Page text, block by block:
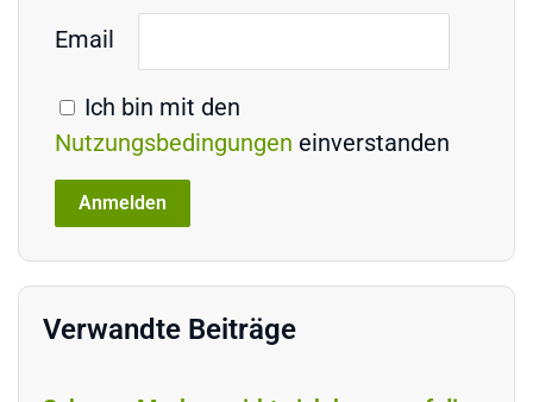
Email
Ich bin mit den
Nutzungsbedingungen einverstanden
Verwandte Beiträge